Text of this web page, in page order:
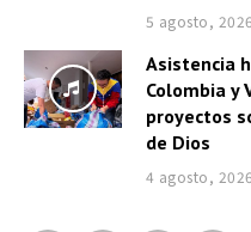
5 agosto, 2026
Asistencia
Colombia y
proyectos
de Dios
4 agosto, 2026